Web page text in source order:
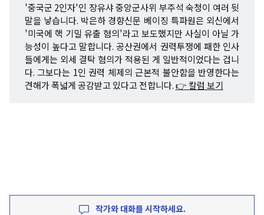
'중국군 2인자'인 장유샤 중앙군사위 부주석 숙청이 여러 뒷
말을 낳습니다. 박은하 경향신문 베이징 특파원은 외신에서
'미국에 핵 기밀 유출 혐의'라고 보도했지만 사실이 아닐 가
능성이 높다고 말합니다. 공산권에서 권력투쟁에 패한 인사
들에게는 외세 결탁 혐의가 적용된 게 일반적이었다는 겁니
다. 그보다는 1인 권력 체제의 근본적 불안함을 반영한다는
견해가 폭넓게 공감받고 있다고 전합니다.👉 칼럼 보기
작가와 대화를 시작하세요.